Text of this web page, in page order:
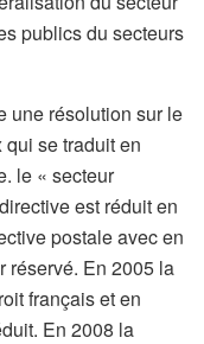
publics du secteurs
une résolution sur le
se traduit en
le « secteur
est réduit en
postale avec en
réservé. En 2005 la
français et en
En 2008 la